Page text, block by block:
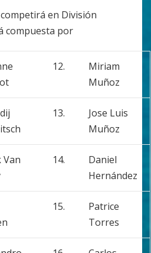
en División
compuesta por
12.
Miriam
Muñoz
13.
Jose Luis
Muñoz
Van
14.
Daniel
Hernández
15.
Patrice
Torres